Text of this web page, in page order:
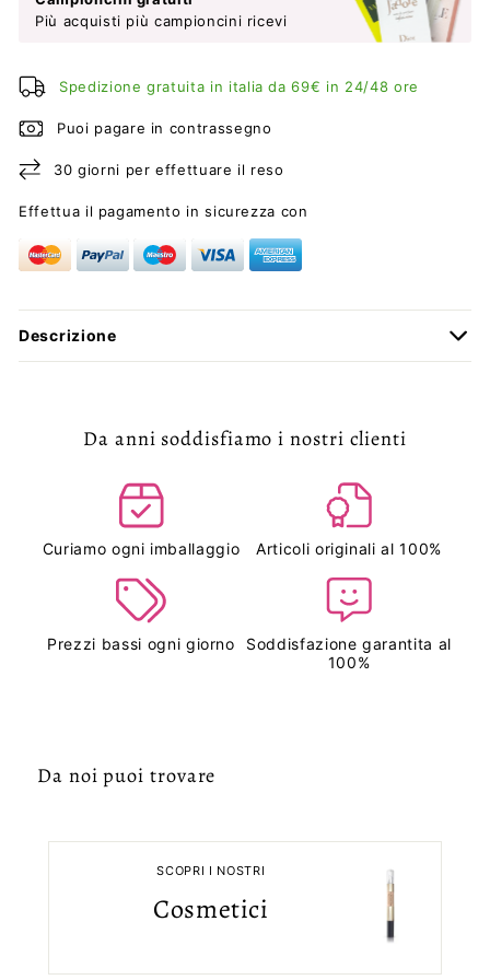
Più acquisti più campioncini ricevi
Spedizione gratuita in italia da 69€ in 24/48 ore
Puoi pagare in contrassegno
30 giorni per effettuare il reso
Effettua il pagamento in sicurezza con
Descrizione
Da anni soddisfiamo i nostri clienti
Curiamo ogni imballaggio Articoli originali al 100%
Prezzi bassi ogni giorno
Soddisfazione garantita al
100%
Da noi puoi trovare
SCOPRI I NOSTRI
Cosmetici